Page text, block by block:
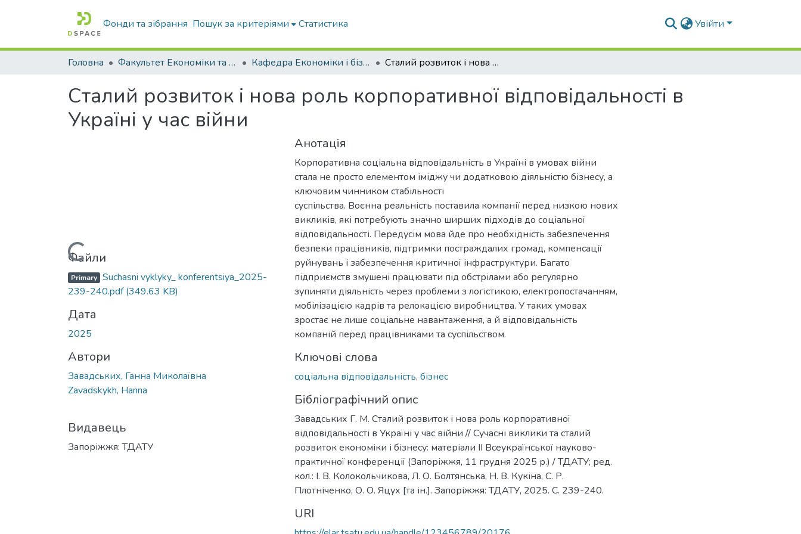
Фонди та зібрання Пошук за критеріями Статистика Увійти
Головна Факультет Економіки та бізнесу Кафедра Економіки і бізнесу Сталий розвиток і нова роль корпоративної відповідальності в Україні у час війни
Сталий розвиток і нова роль корпоративної відповідальності в
Україні у час війни
Вантажиться...
Файли
Primary Suchasni vyklyky_ konferentsiya_2025-
239-240.pdf(349.63 KB)
Дата
2025
Автори
Завадських, Ганна Миколаївна
Zavadskykh, Hanna
Видавець
Запоріжжя: ТДАТУ
Анотація
Корпоративна соціальна відповідальність в Україні в умовах війни
стала не просто елементом іміджу чи додатковою діяльністю бізнесу, а
ключовим чинником стабільності
суспільства. Воєнна реальність поставила компанії перед низкою нових
викликів, які потребують значно ширших підходів до соціальної
відповідальності. Передусім мова йде про необхідність забезпечення
безпеки працівників, підтримки постраждалих громад, компенсації
руйнувань і забезпечення критичної інфраструктури. Багато
підприємств змушені працювати під обстрілами або регулярно
зупиняти діяльність через проблеми з логістикою, електропостачанням,
мобілізацією кадрів та релокацією виробництва. У таких умовах
зростає не лише соціальне навантаження, а й відповідальність
компаній перед працівниками та суспільством.
Ключові слова
соціальна відповідальність, бізнес
Бібліографічний опис
Завадських Г. М. Сталий розвиток і нова роль корпоративної
відповідальності в Україні у час війни // Сучасні виклики та сталий
розвиток економіки і бізнесу: матеріали IІ Всеукраїнської науково-
практичної конференції (Запоріжжя, 11 грудня 2025 р.) / ТДАТУ; ред.
кол.: І. В. Колокольчикова, Л. О. Болтянська, Н. В. Кукіна, С. Р.
Плотніченко, О. О. Яцух [та ін.]. Запоріжжя: ТДАТУ, 2025. С. 239-240.
URI